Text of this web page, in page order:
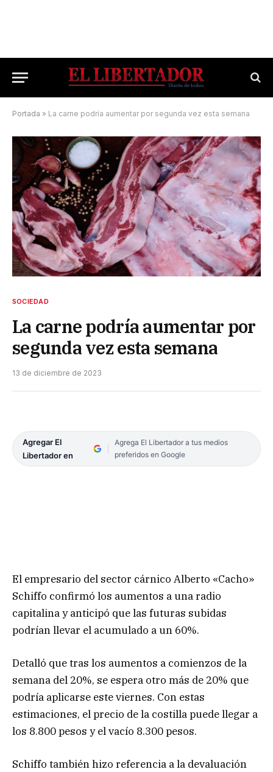
Portada » La carne podría aumentar por segunda vez esta semana
SOCIEDAD
La carne podría aumentar por
segunda vez esta semana
13 de diciembre de 2023
Agregar El
Libertador en
Agrega El Libertador a tus medios
preferidos en Google
El empresario del sector cárnico Alberto «Cacho»
Schiffo confirmó los aumentos a una radio
capitalina y anticipó que las futuras subidas
podrían llevar el acumulado a un 60%.
Detalló que tras los aumentos a comienzos de la
semana del 20%, se espera otro más de 20% que
podría aplicarse este viernes. Con estas
estimaciones, el precio de la costilla puede llegar a
los 8.800 pesos y el vacío 8.300 pesos.
Schiffo también hizo referencia a la devaluación